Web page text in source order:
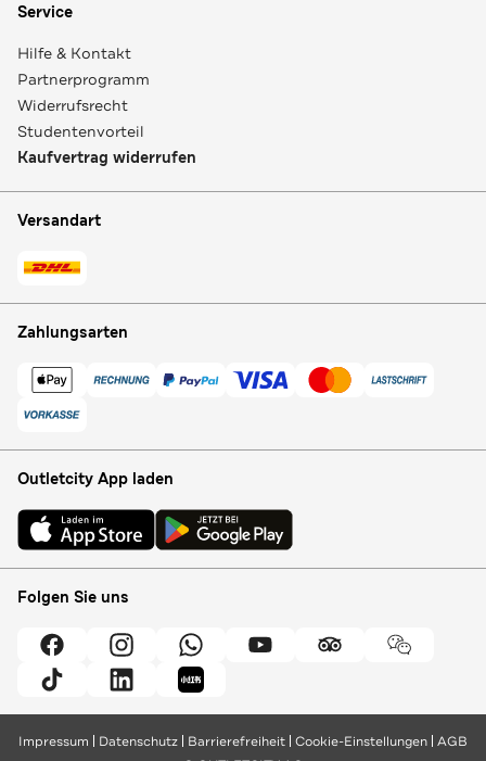
Service
Hilfe & Kontakt
Partnerprogramm
Widerrufsrecht
Studentenvorteil
Kaufvertrag widerrufen
Versandart
Zahlungsarten
Outletcity App laden
Folgen Sie uns
Impressum Datenschutz Barrierefreiheit Cookie-Einstellungen AGB